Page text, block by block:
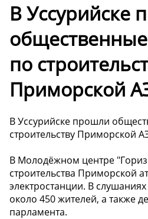
В Уссурийске
по
Приморской
В Уссурийске прошли
строительству Приморской
В Молодёжном центре
строительства Приморской
электростанции. В
около 450 жителей, а также
парламента.